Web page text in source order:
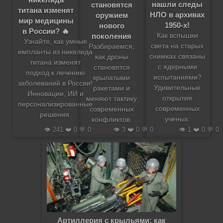
титана изменят
мир медицины
в России? 🔥
Узнайте, как умные
импланты из никелида
титана изменят
подход к лечению
заболеваний в России!
Инновации, ИИ и
персонализированные
решения.
👁️ 241 ❤️ 0 💬 0
становятся
оружием
нового
поколения
Разбираемся,
как дроны
становятся
крылатыми
ракетами и
меняют тактику
современных
конфликтов.
👁️ 3 ❤️ 0 💬 0
нашли следы
НЛО в архивах
1950-х!
Как вспышки
света на старых
снимках связаны
с ядерными
испытаниями?
Удивительные
открытия
современных
ученых.
👁️ 1 ❤️ 0 💬 0
Артиллерия с крыльями: как